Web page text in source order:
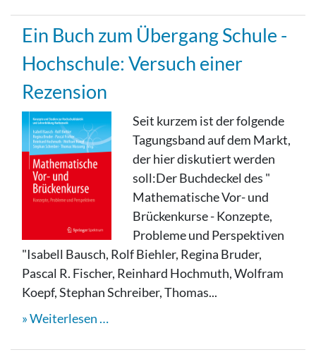
Ein Buch zum Übergang Schule -
Hochschule: Versuch einer
Rezension
Seit kurzem ist der folgende
Tagungsband auf dem Markt,
der hier diskutiert werden
soll:Der Buchdeckel des "
Mathematische Vor- und
Brückenkurse - Konzepte,
Probleme und Perspektiven
"Isabell Bausch, Rolf Biehler, Regina Bruder,
Pascal R. Fischer, Reinhard Hochmuth, Wolfram
Koepf, Stephan Schreiber, Thomas...
Weiterlesen …